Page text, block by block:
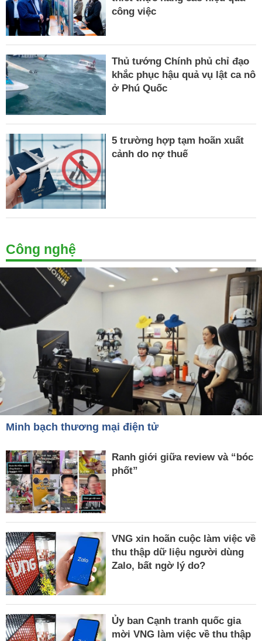
công việc
Thủ tướng Chính phủ chỉ đạo
khắc phục hậu quả vụ lật ca nô
ở Phú Quốc
5 trường hợp tạm hoãn xuất
cảnh do nợ thuế
Công nghệ
Minh bạch thương mại điện tử
Ranh giới giữa review và “bóc
phốt”
VNG xin hoãn cuộc làm việc về
thu thập dữ liệu người dùng
Zalo, bất ngờ lý do?
Ủy ban Cạnh tranh quốc gia
mời VNG làm việc về thu thập